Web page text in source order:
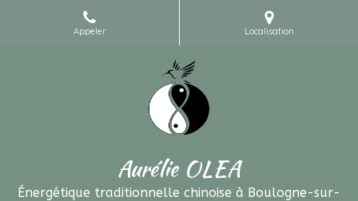
Appeler Localisation
Aurélie OLEA
Énergétique traditionnelle chinoise à Boulogne-sur-